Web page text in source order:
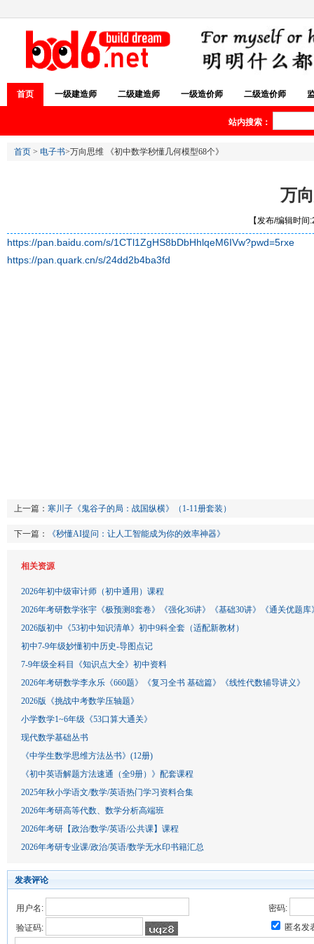
首页 一级建造师 二级建造师 一级造价师 二级造价师
站内搜索：
首页 > 电子书>万向思维 《初中数学秒懂几何模型68个》
万
【发布/编辑时
https://pan.baidu.com/s/1CTl1ZgHS8bDbHhlqeM6IVw?pwd=5rxe
https://pan.quark.cn/s/24dd2b4ba3fd
上一篇： 寒川子《鬼谷子的局：战国纵横》（1-11册套装）
下一篇： 《秒懂AI提问：让人工智能成为你的效率神器》
相关资源
2026年初中级审计师（初中通用）课程
2026年考研数学张宇《极预测8套卷》《强化36讲》《基础30讲》《通关优题库
2026版初中《53初中知识清单》初中9科全套（适配新教材）
初中7-9年级妙懂初中历史-导图点记
7-9年级全科目《知识点大全》初中资料
2026年考研数学李永乐《660题》《复习全书 基础篇》《线性代数辅导讲义》
2026版《挑战中考数学压轴题》
小学数学1~6年级《53口算大通关》
现代数学基础丛书
《中学生数学思维方法丛书》(12册)
《初中英语解题方法速通（全9册）》配套课程
2025年秋小学语文/数学/英语热门学习资料合集
2026年考研高等代数、数学分析高端班
2026年考研【政治/数学/英语/公共课】课程
2026年考研专业课/政治/英语/数学无水印书籍汇总
发表评论
用户名:
密码:
验证码:
匿名发